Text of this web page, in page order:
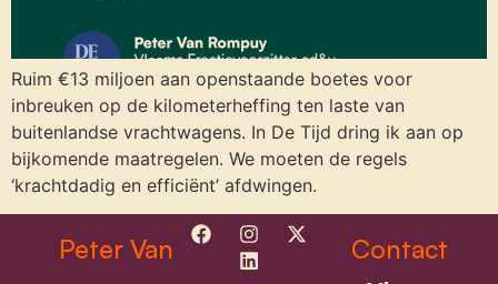
Ruim €13 miljoen aan openstaande boetes voor
inbreuken op de kilometerheffing ten laste van
buitenlandse vrachtwagens. In De Tijd dring ik aan op
bijkomende maatregelen. We moeten de regels
‘krachtdadig en efficiënt’ afdwingen.
Peter Van
Contact